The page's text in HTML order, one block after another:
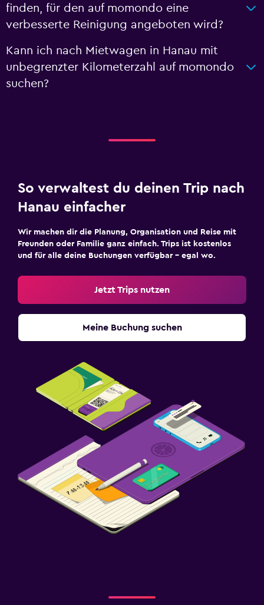
finden, für den auf momondo eine
verbesserte Reinigung angeboten wird?
Kann ich nach Mietwagen in Hanau mit
unbegrenzter Kilometerzahl auf momondo
suchen?
So verwaltest du deinen Trip nach
Hanau einfacher
Wir machen dir die Planung, Organisation und Reise mit
Freunden oder Familie ganz einfach. Trips ist kostenlos
und für alle deine Buchungen verfügbar – egal wo.
Jetzt Trips nutzen
Meine Buchung suchen